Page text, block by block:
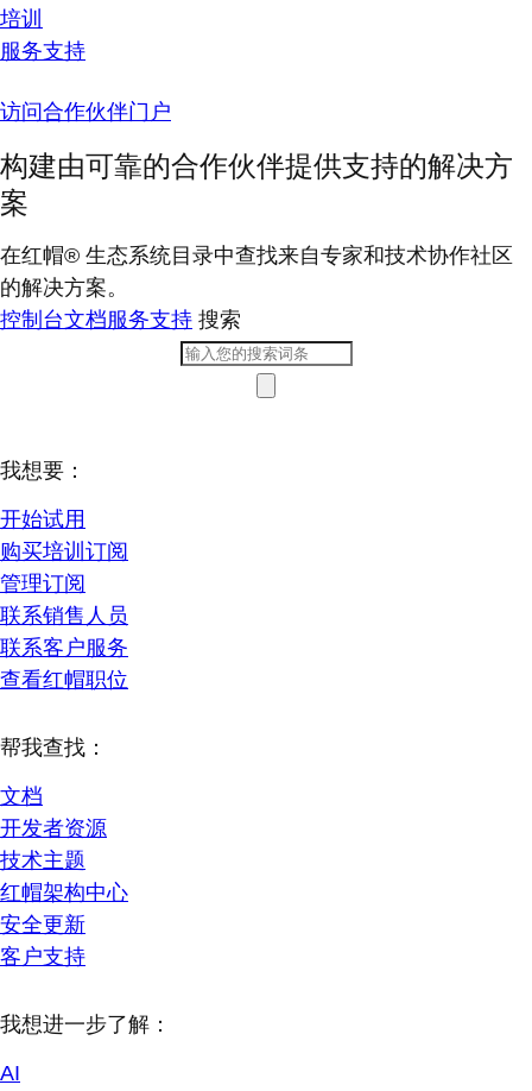
培训
服务支持
访问合作伙伴门户
构建由可靠的合作伙伴提供支持的解决方
案
在红帽® 生态系统目录中查找来自专家和技术协作社区
的解决方案。
控制台文档服务支持 搜索
我想要：
开始试用
购买培训订阅
管理订阅
联系销售人员
联系客户服务
查看红帽职位
帮我查找：
文档
开发者资源
技术主题
红帽架构中心
安全更新
客户支持
我想进一步了解：
AI